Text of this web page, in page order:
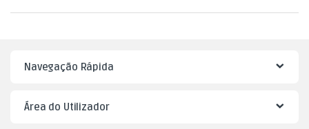
Navegação Rápida
Área do Utilizador